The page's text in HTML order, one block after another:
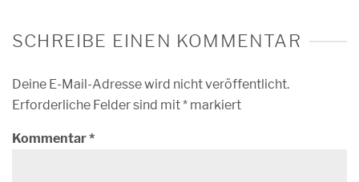
SCHREIBE EINEN KOMMENTAR
Deine E-Mail-Adresse wird nicht veröffentlicht.
Erforderliche Felder sind mit* markiert
Kommentar*